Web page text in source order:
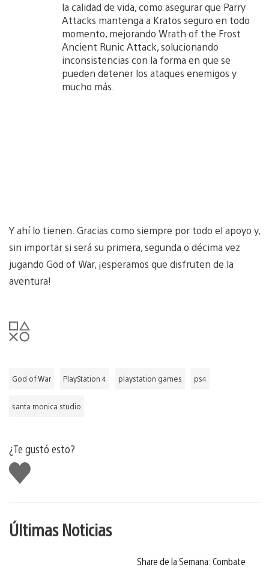
la calidad de vida, como asegurar que Parry
Attacks mantenga a Kratos seguro en todo
momento, mejorando Wrath of the Frost
Ancient Runic Attack, solucionando
inconsistencias con la forma en que se
pueden detener los ataques enemigos y
mucho más.
Y ahí lo tienen. Gracias como siempre por todo el apoyo y,
sin importar si será su primera, segunda o décima vez
jugando God of War, ¡esperamos que disfruten de la
aventura!
God of War PlayStation 4 playstation games ps4
santa monica studio
¿Te gustó esto?
Me
gusta
Últimas Noticias
Share de la Semana: Combate